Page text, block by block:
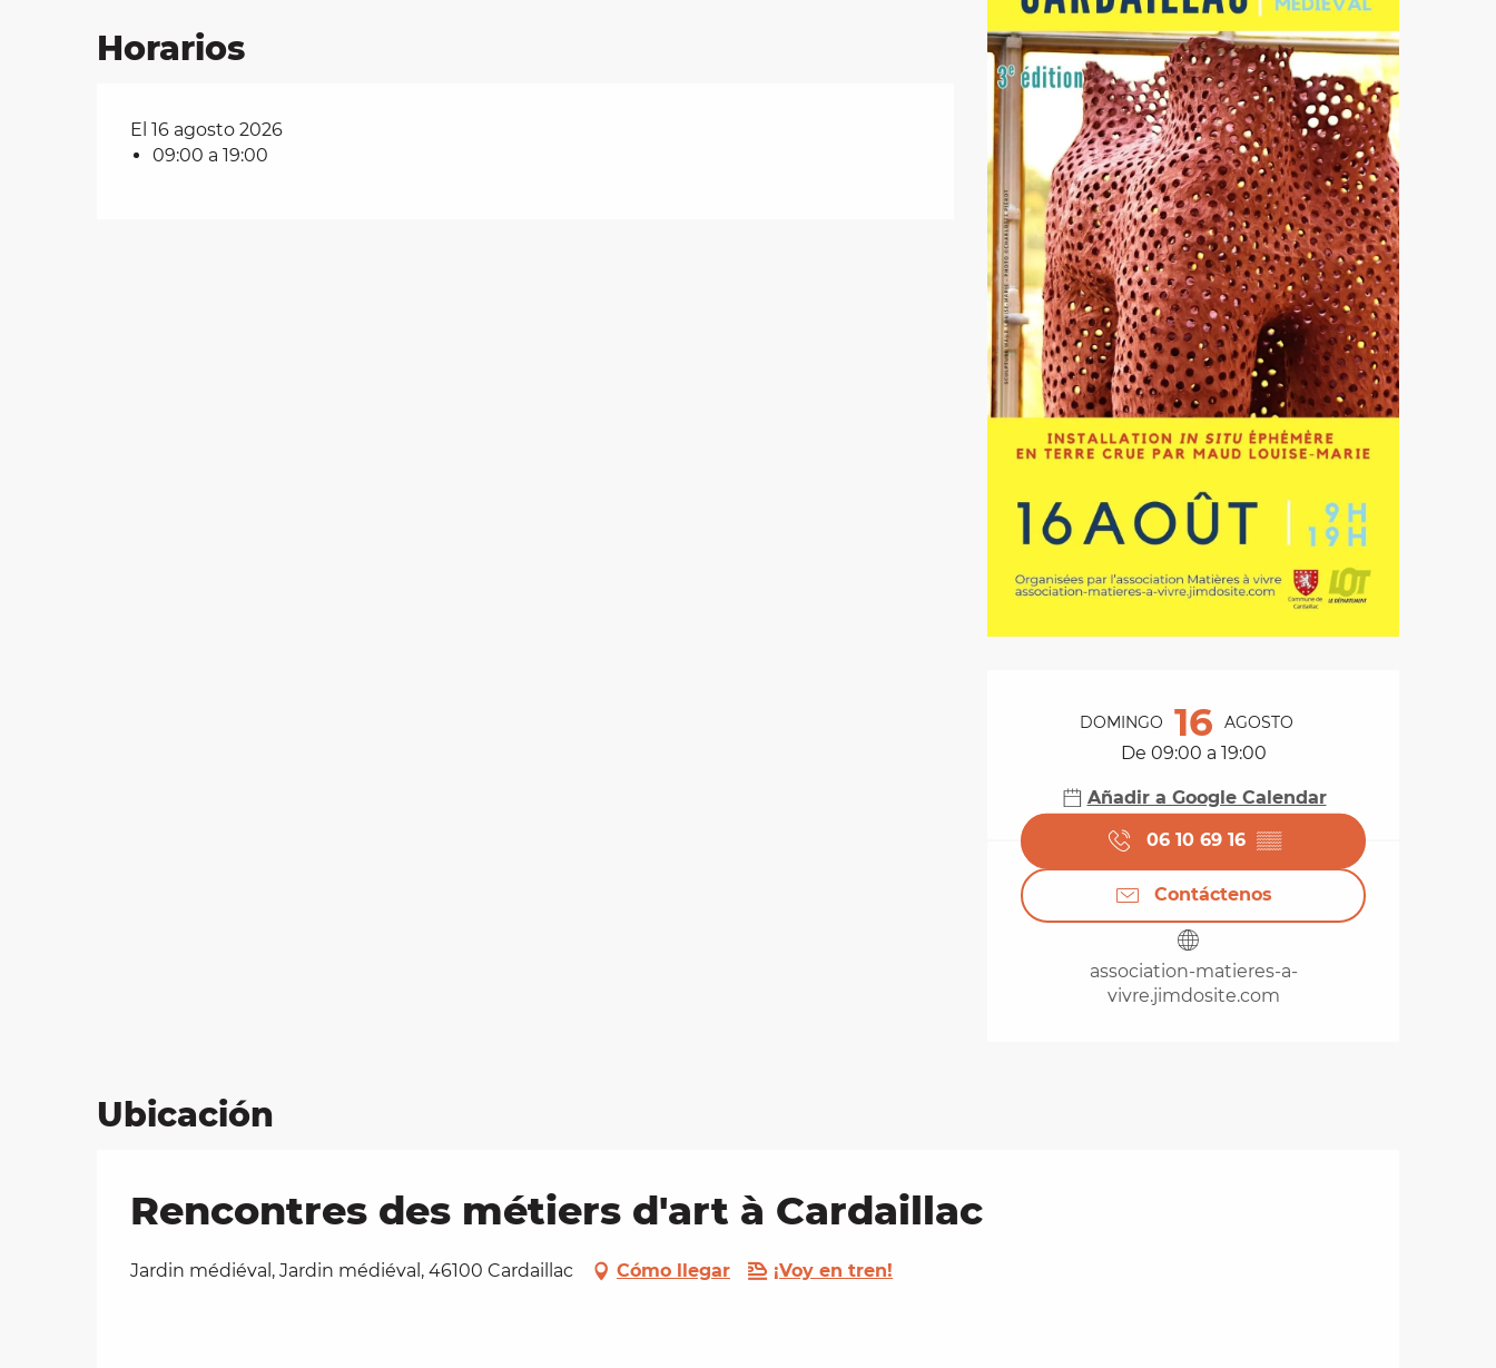
Horarios y datos de
DOMINGO 16 AGOSTO
De 09:00 a 19:00
Añadir a Google Calendar
06 10 69 16 ▒▒
Contáctenos
association-matieres-a-
vivre.jimdosite.com
Horarios
El 16 agosto 2026
09:00 a 19:00
Ubicación
Rencontres des métiers d'art à Cardaillac
Jardin médiéval, Jardin médiéval, 46100 Cardaillac Cómo llegar ¡Voy en tren!